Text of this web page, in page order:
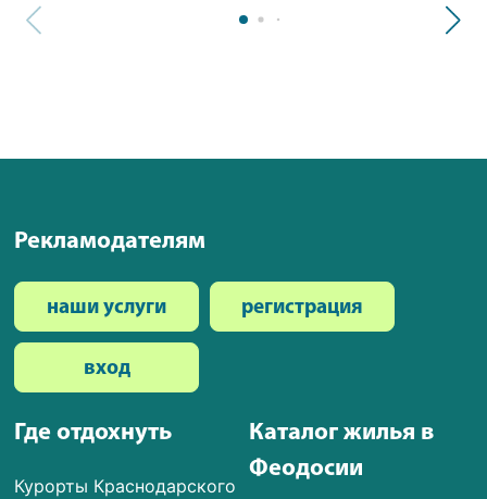
Где отдохнуть
Курорты Краснодарского
Каталог жилья в
Феодосии
Рекламодателям
наши услуги регистрация
вход